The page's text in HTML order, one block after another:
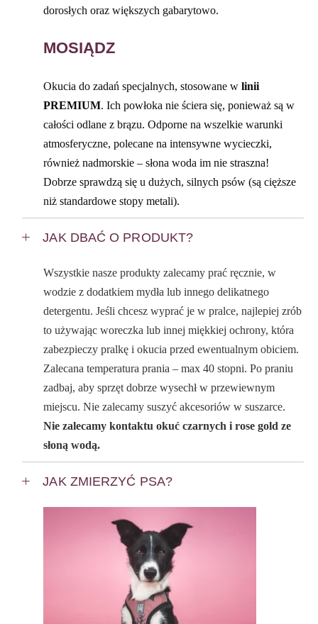
dorosłych oraz większych gabarytowo.
MOSIĄDZ
Okucia do zadań specjalnych, stosowane w linii
PREMIUM. Ich powłoka nie ściera się, ponieważ są w
całości odlane z brązu. Odporne na wszelkie warunki
atmosferyczne, polecane na intensywne wycieczki,
również nadmorskie – słona woda im nie straszna!
Dobrze sprawdzą się u dużych, silnych psów (są cięższe
niż standardowe stopy metali).
JAK DBAĆ O PRODUKT?
Wszystkie nasze produkty zalecamy prać ręcznie, w
wodzie z dodatkiem mydła lub innego delikatnego
detergentu. Jeśli chcesz wyprać je w pralce, najlepiej zrób
to używając woreczka lub innej miękkiej ochrony, która
zabezpieczy pralkę i okucia przed ewentualnym obiciem.
Zalecana temperatura prania – max 40 stopni. Po praniu
zadbaj, aby sprzęt dobrze wysechł w przewiewnym
miejscu. Nie zalecamy suszyć akcesoriów w suszarce.
Nie zalecamy kontaktu okuć czarnych i rose gold ze
słoną wodą.
JAK ZMIERZYĆ PSA?